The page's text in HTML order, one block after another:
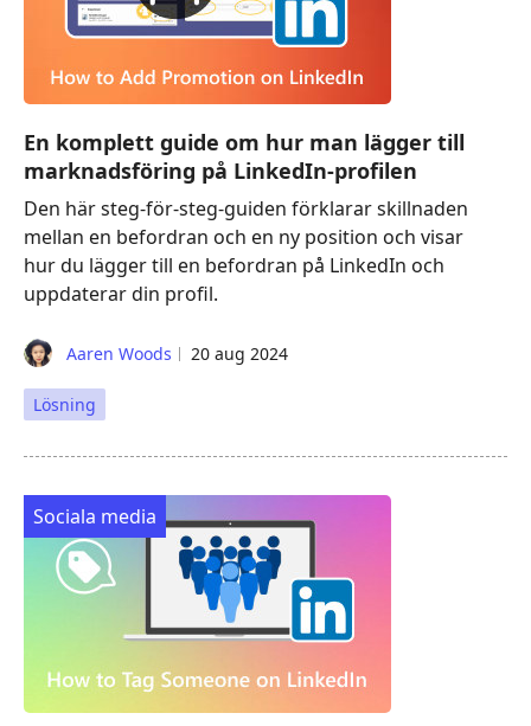
En komplett guide om hur man lägger till
marknadsföring på LinkedIn-profilen
Den här steg-för-steg-guiden förklarar skillnaden
mellan en befordran och en ny position och visar
hur du lägger till en befordran på LinkedIn och
uppdaterar din profil.
Aaren Woods 20 aug 2024
Lösning
Sociala media